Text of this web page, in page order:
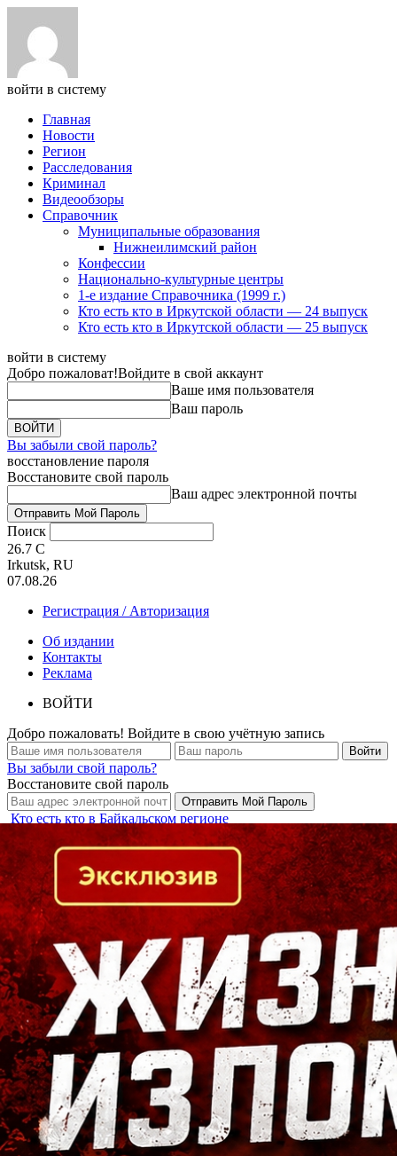
войти в систему
Главная
Новости
Регион
Расследования
Криминал
Видеообзоры
Справочник
Муниципальные образования
Нижнеилимский район
Конфессии
Национально-культурные центры
1-е издание Справочника (1999 г.)
Кто есть кто в Иркутской области — 24 выпуск
Кто есть кто в Иркутской области — 25 выпуск
войти в систему
Добро пожаловат!Войдите в свой аккаунт
Ваше имя пользователя
Ваш пароль
Вы забыли свой пароль?
восстановление пароля
Восстановите свой пароль
Ваш адрес электронной почты
Поиск
26.7 C
Irkutsk, RU
07.08.26
Регистрация / Авторизация
Об издании
Контакты
Реклама
ВОЙТИ
Добро пожаловать! Войдите в свою учётную запись
Вы забыли свой пароль?
Восстановите свой пароль
Кто есть кто в Байкальском регионе